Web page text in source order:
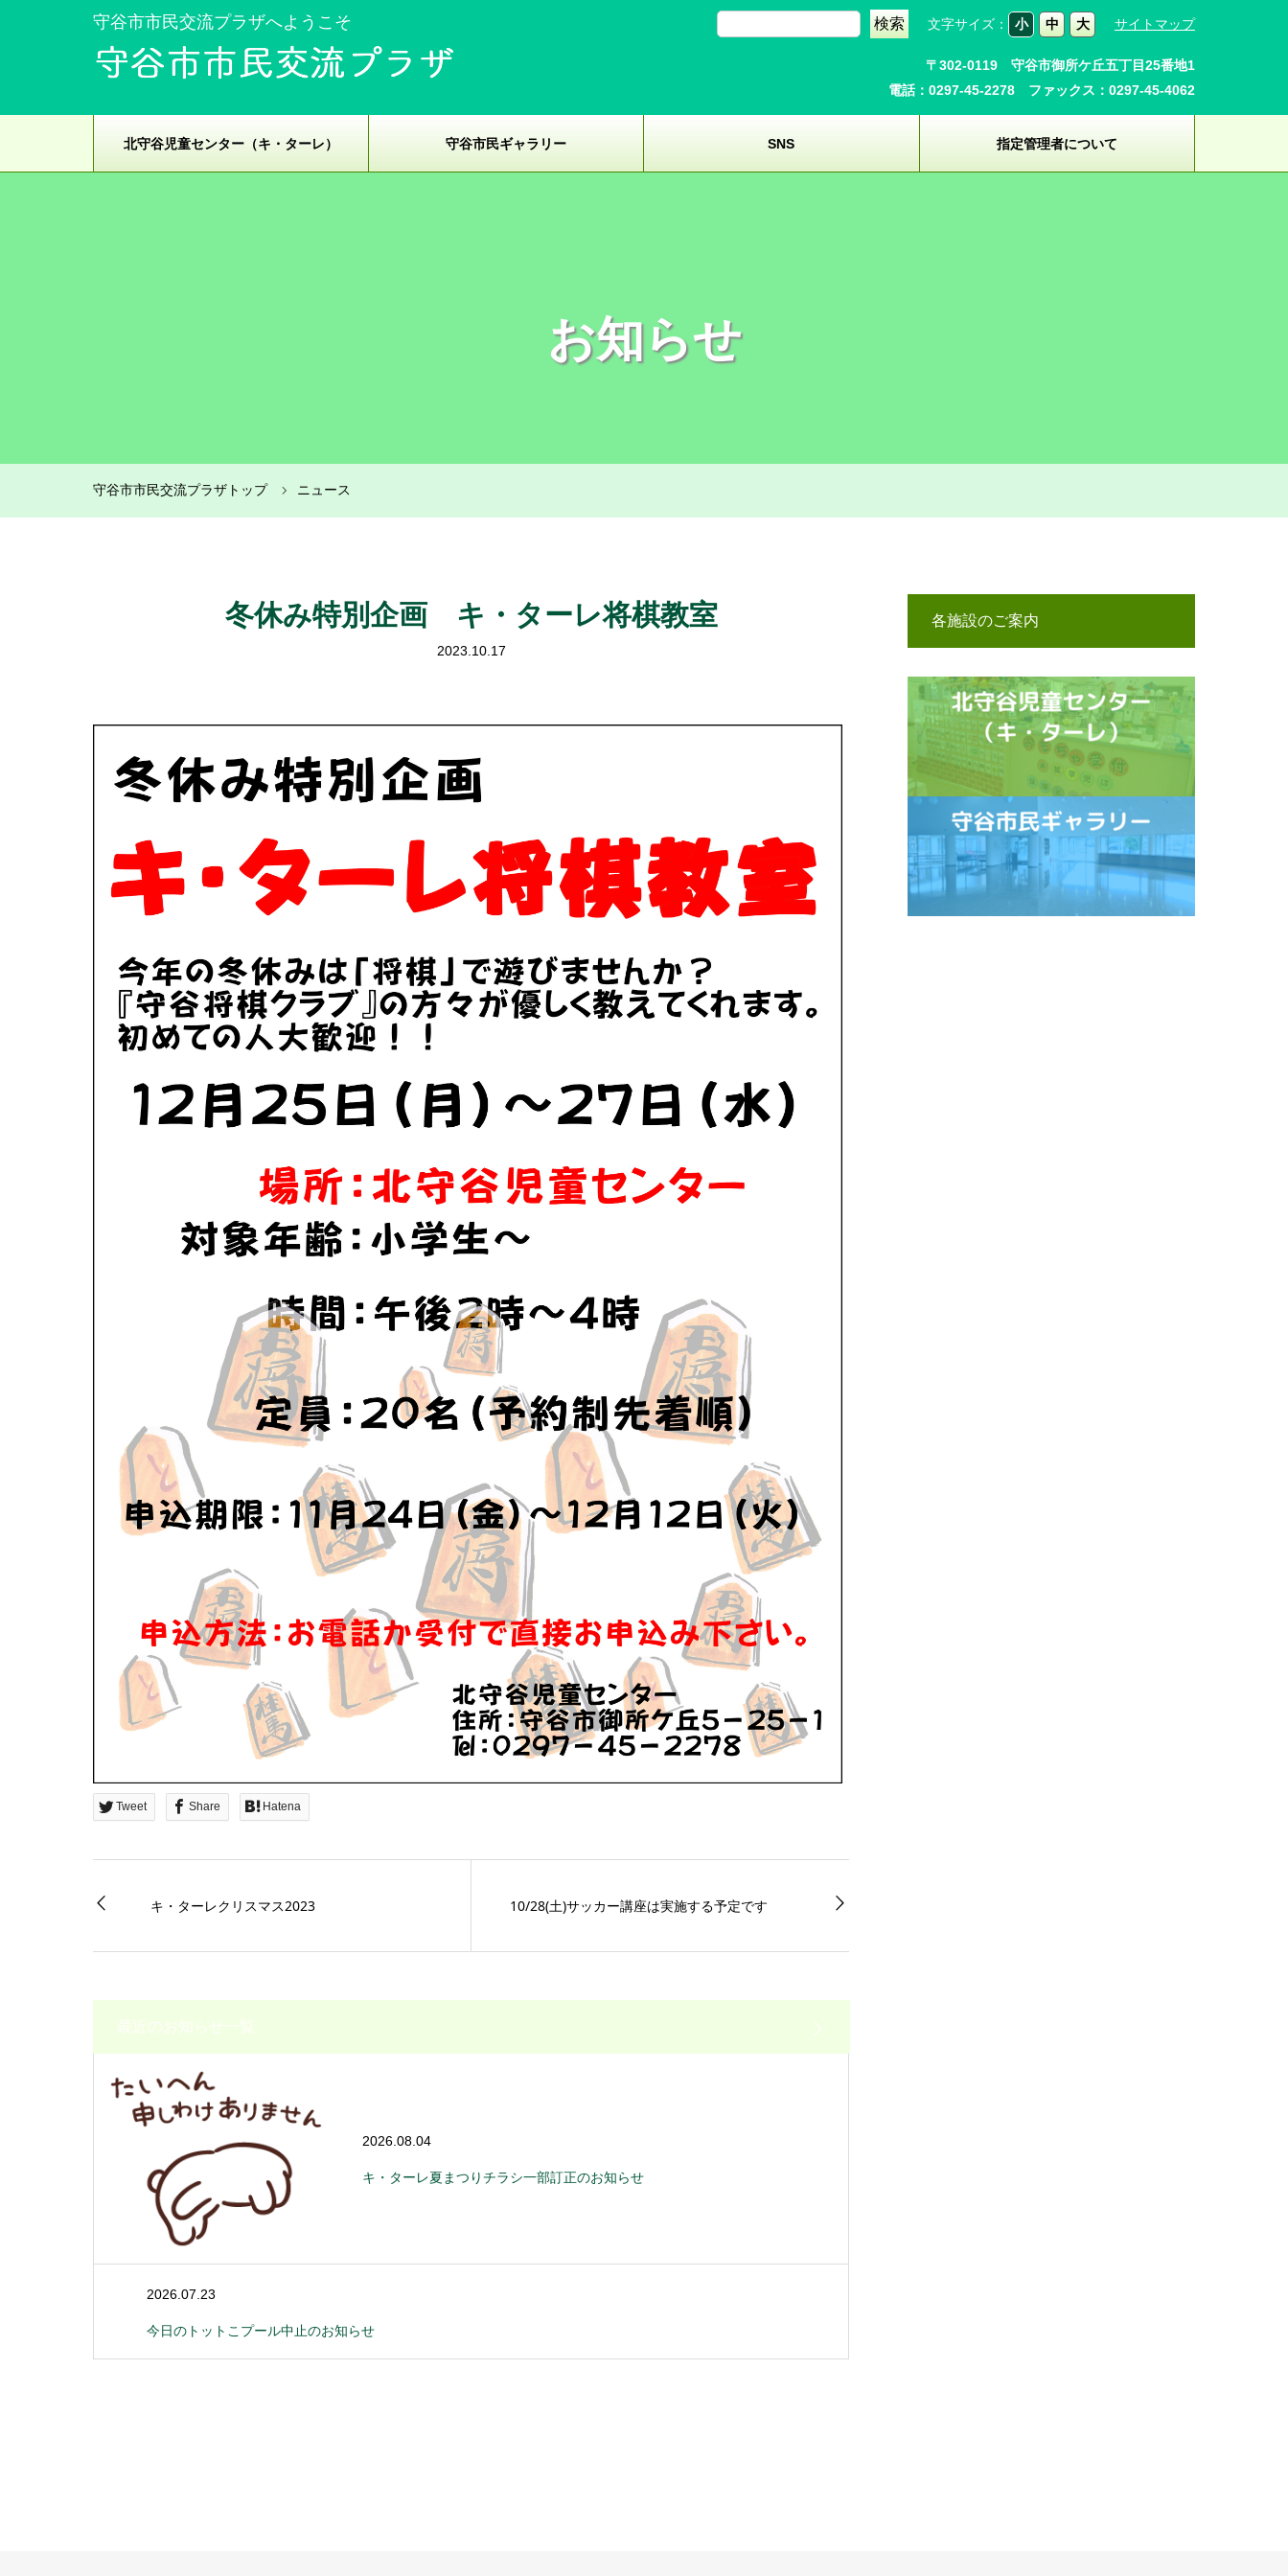
守谷市市民交流プラザへようこそ 文字サイズ： 小 中 大 サイトマップ
〒302-0119 守谷市御所ケ丘五丁目25番地1
電話：0297-45-2278 ファックス：0297-45-4062
北守谷児童センター（キ・ターレ） 守谷市民ギャラリー SNS 指定管理者について
お知らせ
守谷市市民交流プラザトップ ニュース
冬休み特別企画 キ・ターレ将棋教室
2023.10.17
Tweet Share Hatena
キ・ターレクリスマス2023 10/28(土)サッカー講座は実施する予定です
最近のお知らせ一覧
2026.08.04
キ・ターレ夏まつりチラシ一部訂正のお知らせ
2026.07.23
今日のトットこプール中止のお知らせ
各施設のご案内